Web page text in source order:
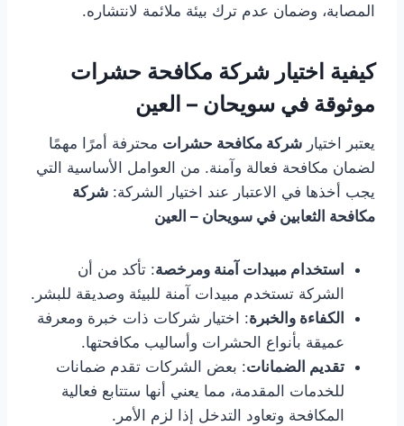
المصابة، وضمان عدم ترك بيئة ملائمة لانتشاره.
كيفية اختيار شركة مكافحة حشرات
موثوقة في سويحان – العين
يعتبر اختيار شركة مكافحة حشرات محترفة أمرًا مهمًا
لضمان مكافحة فعالة وآمنة. من العوامل الأساسية التي
يجب أخذها في الاعتبار عند اختيار الشركة: شركة
مكافحة الثعابين في سويحان – العين
استخدام مبيدات آمنة ومرخصة: تأكد من أن
الشركة تستخدم مبيدات آمنة للبيئة وصديقة للبشر.
الكفاءة والخبرة: اختيار شركات ذات خبرة ومعرفة
عميقة بأنواع الحشرات وأساليب مكافحتها.
تقديم الضمانات: بعض الشركات تقدم ضمانات
للخدمات المقدمة، مما يعني أنها ستتابع فعالية
المكافحة وتعاود التدخل إذا لزم الأمر.